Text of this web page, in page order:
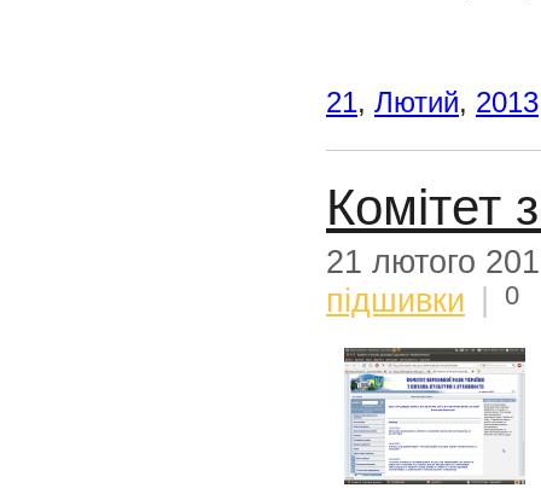
21, Лютий, 2013
Комітет
21 лютого
підшивки
0